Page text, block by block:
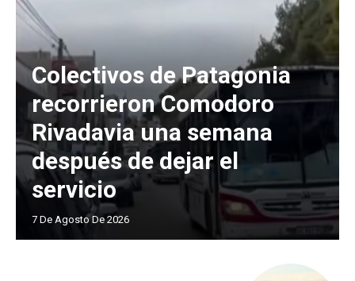
Colectivos de Patagonia
recorrieron Comodoro
Rivadavia una semana
después de dejar el
servicio
7 De Agosto De 2026